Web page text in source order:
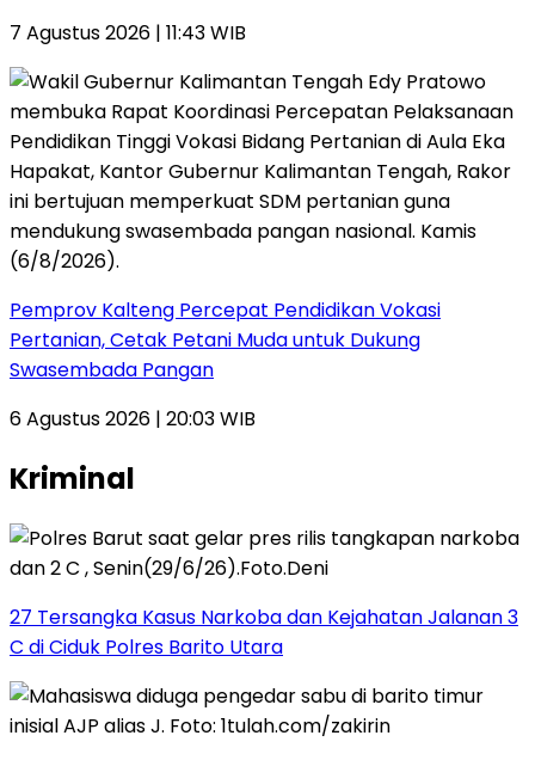
7 Agustus 2026 | 11:43 WIB
Pemprov Kalteng Percepat Pendidikan Vokasi
Pertanian, Cetak Petani Muda untuk Dukung
Swasembada Pangan
6 Agustus 2026 | 20:03 WIB
Kriminal
27 Tersangka Kasus Narkoba dan Kejahatan Jalanan 3
C di Ciduk Polres Barito Utara